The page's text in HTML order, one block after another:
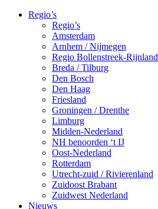
Regio’s
Regio’s
Amsterdam
Arnhem / Nijmegen
Regio Bollenstreek-Rijnland
Breda / Tilburg
Den Bosch
Den Haag
Friesland
Groningen / Drenthe
Limburg
Midden-Nederland
NH benoorden ‘t IJ
Oost-Nederland
Rotterdam
Utrecht-zuid / Rivierenland
Zuidoost Brabant
Zuidwest Nederland
Nieuws